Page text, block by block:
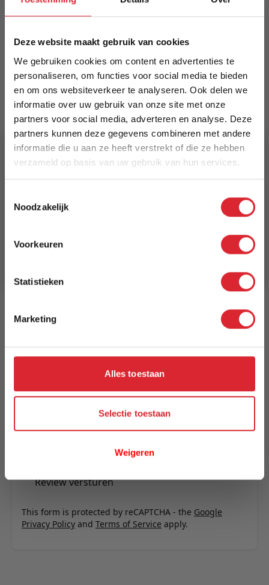
Deze website maakt gebruik van cookies
We gebruiken cookies om content en advertenties te
personaliseren, om functies voor social media te bieden
en om ons websiteverkeer te analyseren. Ook delen we
informatie over uw gebruik van onze site met onze
partners voor social media, adverteren en analyse. Deze
partners kunnen deze gegevens combineren met andere
informatie die u aan ze heeft verstrekt of die ze hebben
verzameld op basis van uw gebruik van hun services.
Noodzakelijk
Voorkeuren
Statistieken
Marketing
Alles toestaan
Selectie toestaan
Weigeren
Schrijf uw eigen review
Samenvatting
Review versturen
This form is protected by reCAPTCHA - the Google
Privacy Policy and Terms of Service apply.
Merk
LABEL51
EAN
8720143416347
Prijs
€ 899,00
Levertijd
1 tot 3 werkdagen
Specificaties
Kleur: Walnoot
Bestelbaar per aantal stuks:: 1